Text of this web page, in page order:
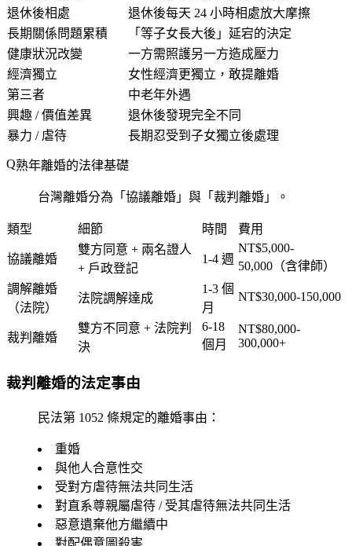
退休後相處
退休後每天 24 小時相處放大摩擦
長期關係問題累積
「等子女長大後」延宕的決定
健康狀況改變
一方需照護另一方造成壓力
經濟獨立
女性經濟更獨立，敢提離婚
第三者
中老年外遇
興趣 / 價值差異
退休後發現完全不同
暴力 / 虐待
長期忍受到子女獨立後處理
熟年離婚的法律基礎
台灣離婚分為「協議離婚」與「裁判離婚」。
類型 細節 時間 費用
協議離婚
雙方同意 + 兩名證人
+ 戶政登記
1-4 週
NT$5,000-
50,000（含律師）
調解離婚
（法院）
法院調解達成
1-3 個
月
NT$30,000-150,000
裁判離婚
雙方不同意 + 法院判
決
6-18
個月
NT$80,000-
300,000+
裁判離婚的法定事由
民法第 1052 條規定的離婚事由：
重婚
與他人合意性交
受對方虐待無法共同生活
對直系尊親屬虐待 / 受其虐待無法共同生活
惡意遺棄他方繼續中
對配偶意圖殺害